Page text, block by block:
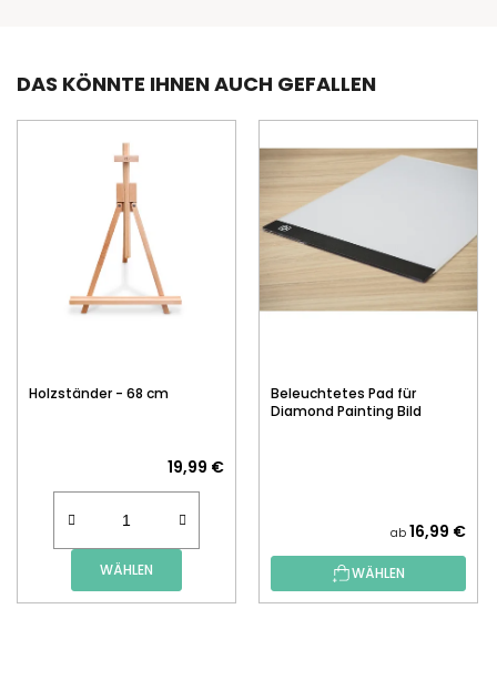
DAS KÖNNTE IHNEN AUCH GEFALLEN
Holzständer - 68 cm
19,99 €
WÄHLEN
Beleuchtetes Pad für
Diamond Painting Bild
ab 16,99 €
WÄHLEN